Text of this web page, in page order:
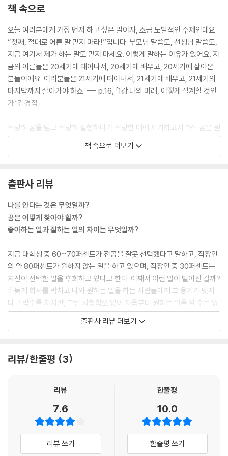
책 속으로
오늘 여러분에게 가장 먼저 하고 싶은 말이자, 조금 도발적인 주제인데요.
“첫째, 절대로 어른 말 믿지 마라!”입니다. 부모님 말씀도, 선생님 말씀도,
지금 여기서 제가 하는 말도 믿지 마세요. 이렇게 말하는 이유가 있어요. 지
금의 어른들은 20세기에 태어나서, 20세기에 배우고, 20세기에 살아온
분들이에요. 여러분들은 21세기에 태어나서, 21세기에 배우고, 21세기의
마지막까지 살아가야 하죠. --- p.16, 「1강 나의 미래, 어떻게 설계할 것인
가: 김경집」
적당히 꿈을 믿고 적당히 실행하다가 적당한 때에 포기하고서 “와, 꿈은 원
래 힘든 거구나. 아프니까 청춘이지.” 이런 사람이 되지 마세요. 꿈에 대한
이야기를 철저하게 의심하고, 철저한 의심을 견디어낸 걸 따로 모아서 철
는 엉성한 질문, 엉성한 답으로는 현실에서 꿈을 찾을 수가 없어요. --- p.
61, 「2강올바른 꿈을 찾는 3단 변신법: 이남석」
철학은 옳은 것을 배우는 학문이 아니에요. 스스로 이유를 고민하고 그에
할 때 누가 결정합니까? 나는 이유가 없고, 엄마나 선생님한테는 이유가
있어요. 어디 가면 좋고, 어느 대학이 좋고, 이런 걸 듣고 결정하는 게 나의
결정이라 할 수 있나요? 여러분이 평범하게 살려면 사람들이 하는 대로 하
고 살면 돼요. 그러나 당당한 주체로 살려면 나만의 이유를 가지고 있어야
죠. , 「4 냉혹한 사회에서 당당한 삶을 꿈꾸며: 강신주」
--- p.142
책 속으로 더보기
출판사 리뷰
나를 안다는 것은 무엇일까?
꿈은 어떻게 찾아야 할까?
좋아하는 일과 잘하는 일의 차이는 무엇일까?
지금 대학생 중 60~70퍼센트가 전공을 잘못 선택했다고 말하고, 직장인
의 약 80퍼센트가 원하지 않는 일을 하고 있으며, 직장인 중 30퍼센트는
자신이 선택한 일을 후회하고 있다고 한다. 어째서 이런 일이 벌어진 걸까?
뒤늦게 회사를 박차고 나와 원하는 일을 하는 사람들에게 그 용기가 멋지
다고 박수를 치지만, 그런 시행착오 없이 처음부터 원하는 일을 할 수는 없
는 걸까?
미래에는 많은 일자리가 기계와 인공지능으로 대체된다고 한다. 인공지능,
가지 못하고, 청소년들은 입시공부에 치여서 진로를 고민할 여유 따윈 없
에게 필요한 것은 자기 인생의 주인이 되고 스스로 꿈을 찾는 방법을 알려
『청소년을 위한 진로인문학』은 이런 문제의식에서 기획되었다. 시류에 편
승하지 않고 자신만의 길을 찾아간 어른들이 청소년들에게 나를 찾고 꿈을
찾는 노하우를 전하고자 강단에 섰다. 이 책의 저자들은 자신의 경험을 바
탕으로 나를 안다는 것은 무엇인지, 왜 세상을 알아야 하는지, 꿈이란 무엇
출판사 리뷰 더보기
리뷰/한줄평 3
리뷰
7.6
리뷰 쓰기
한줄평
10.0
한줄평 쓰기